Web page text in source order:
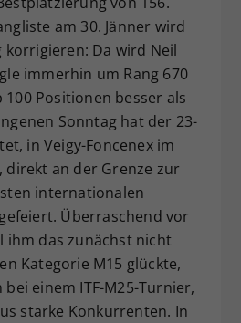
am 30. Jänner wird
korrigieren: Da wird Neil
immerhin um Rang 670
Positionen besser als
Sonntag hat der 23-
in Veigy-Foncenex im
direkt an der Grenze zur
internationalen
Überraschend vor
ihm das zunächst nicht
Kategorie M15 glückte,
einem ITF-M25-Turnier,
starke Konkurrenten. In
Wert speichert Ihre Consent-
Unter anderem eine
generierte ID, für die
Speicherung Ihrer
Einstellungen, falls der
Betreiber dies eingestellt